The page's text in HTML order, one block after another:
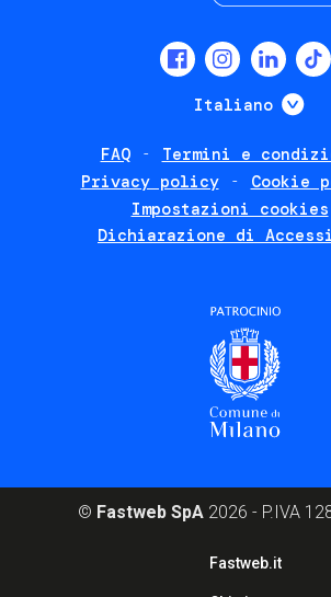
Italiano
FAQ
Termini e
Privacy policy
Cookie
Impostazioni cookies
Dichiarazione di
© Fastweb SpA 2026 - P.IVA
Fastweb.it